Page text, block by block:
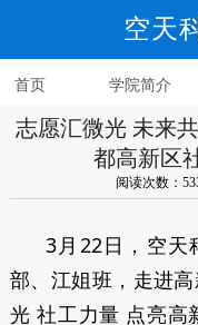
空天
首页 学院简介
人才培养
志愿汇微光 未来
都高新区
阅读次数：